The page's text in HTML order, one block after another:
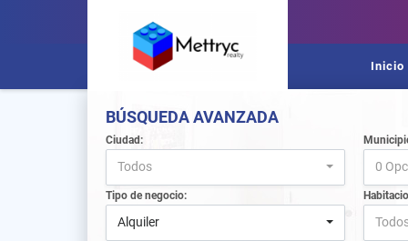
Inicio
BÚSQUEDA AVANZADA
Ciudad:
Todos 0
Tipo de negocio:
Alquiler